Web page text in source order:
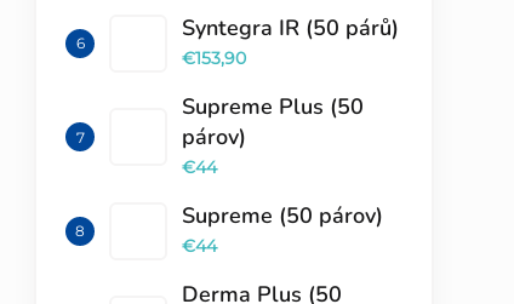
Syntegra IR (50 párů)
€153,90
Supreme Plus (50
párov)
€44
Supreme (50 párov)
€44
Derma Plus (50